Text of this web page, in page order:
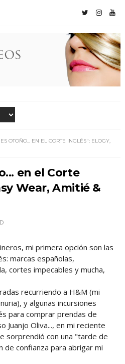
OTOÑO... EN EL CORTE INGLÉS": ELOGY,
en el Corte
Wear, Amitié &
mi primera opción son las
marcas españolas,
cortes impecables y mucha,
recurriendo a H&M (mi
y algunas incursiones
para comprar prendas de
Juanjo Oliva..., en mi reciente
sorprendió con una "tarde de
de confianza para abrigar mi